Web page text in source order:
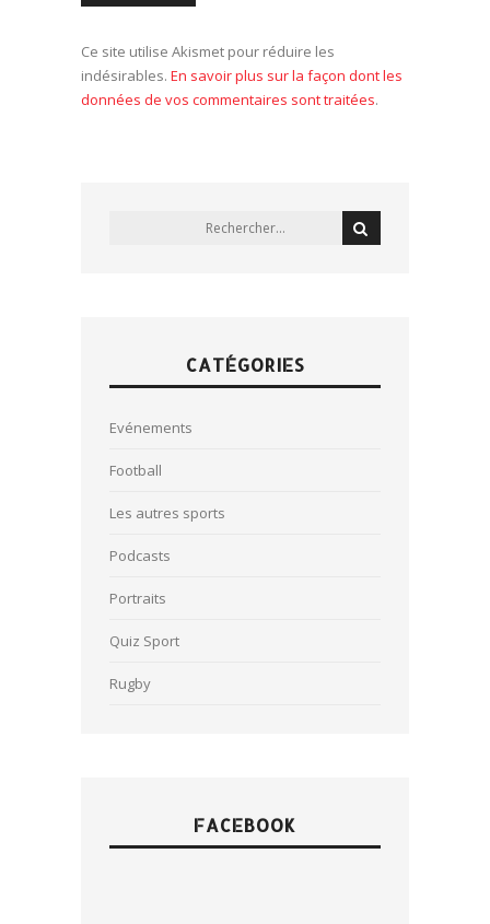
Ce site utilise Akismet pour réduire les
indésirables. En savoir plus sur la façon dont les
données de vos commentaires sont traitées.
CATÉGORIES
Evénements
Football
Les autres sports
Podcasts
Portraits
Quiz Sport
Rugby
FACEBOOK